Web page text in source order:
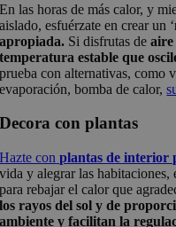
En las horas de más calor, y
aislado, esfuérzate en crear un ‘
apropiada. Si disfrutas de
temperatura estable que
prueba con alternativas, como
evaporación, bomba de calor,
Decora con plantas
Hazte con plantas de interior
vida y alegrar las habitaciones,
para rebajar el calor que
los rayos del sol y de
ambiente y facilitan la